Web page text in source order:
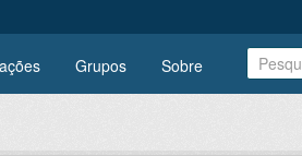
Grupos Sobre